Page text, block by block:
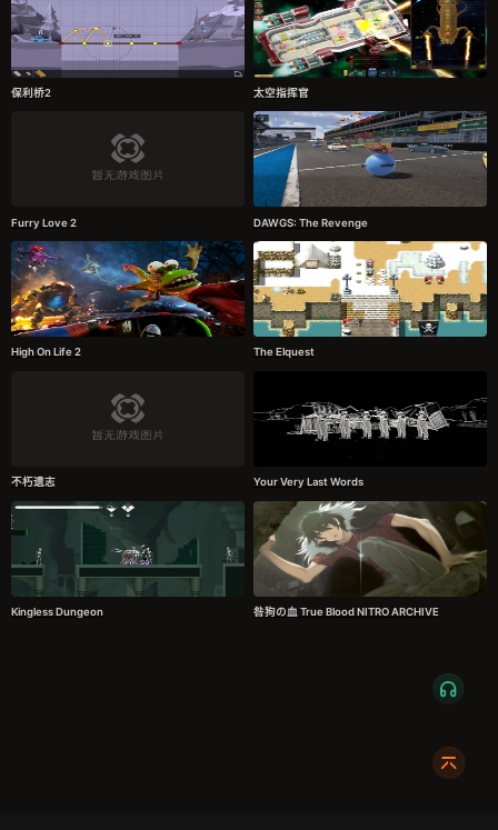
保利桥2 太空指挥官
Furry Love 2 DAWGS: The Revenge
High On Life 2 The Elquest
不朽遗志 Your Very Last Words
Kingless Dungeon 咎狗の血 True Blood NITRO ARCHIVE